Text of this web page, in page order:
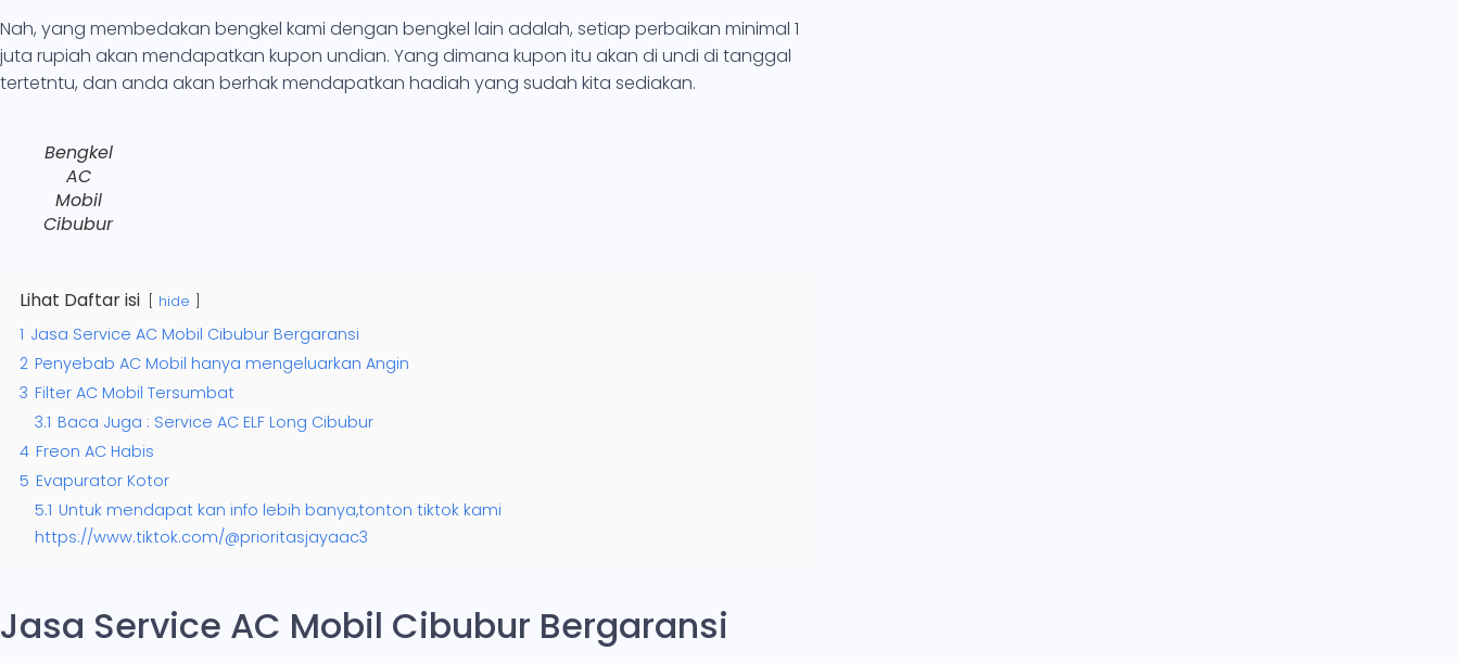
Nah, yang membedakan bengkel kami dengan bengkel lain adalah, setiap perbaikan minimal 1
juta rupiah akan mendapatkan kupon undian. Yang dimana kupon itu akan di undi di tanggal
tertetntu, dan anda akan berhak mendapatkan hadiah yang sudah kita sediakan.
Bengkel
AC
Mobil
Cibubur
Lihat Daftar isi hide
1 Jasa Service AC Mobil Cibubur Bergaransi
2 Penyebab AC Mobil hanya mengeluarkan Angin
3 Filter AC Mobil Tersumbat
3.1 Baca Juga : Service AC ELF Long Cibubur
4 Freon AC Habis
5 Evapurator Kotor
5.1 Untuk mendapat kan info lebih banya,tonton tiktok kami
https://www.tiktok.com/@prioritasjayaac3
Jasa Service AC Mobil Cibubur Bergaransi